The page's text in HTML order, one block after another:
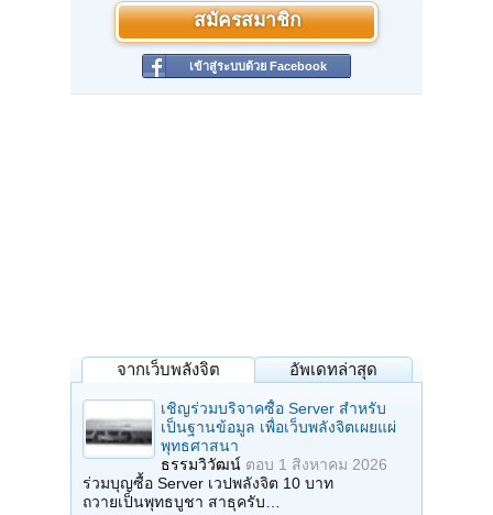
สมัครสมาชิก
เข้าสู่ระบบด้วย Facebook
จากเว็บพลังจิต อัพเดทล่าสุด
เชิญร่วมบริจาคซื้อ Server สำหรับ
เป็นฐานข้อมูล เพื่อเว็บพลังจิตเผยแผ่
พุทธศาสนา
ธรรมวิวัฒน์ ตอบ 1 สิงหาคม 2026
ร่วมบุญซื้อ Server เวปพลังจิต 10 บาท
ถวายเป็นพุทธบูชา สาธุครับ…